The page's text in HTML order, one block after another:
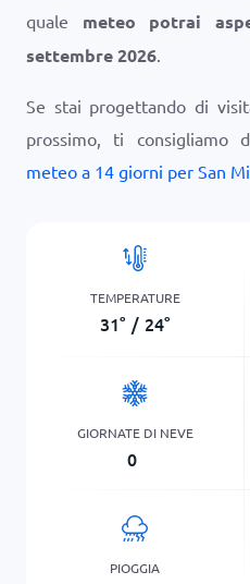
quale meteo potrai
settembre 2026.
Se stai progettando di
prossimo, ti consigliamo
meteo a 14 giorni per San
TEMPERATURE
31° / 24°
GIORNATE DI NEVE
0
PIOGGIA